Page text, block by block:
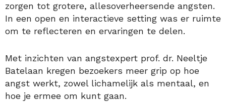
zorgen tot grotere, allesoverheersende angsten.
In een open en interactieve setting was er ruimte
om te reflecteren en ervaringen te delen.
Met inzichten van angstexpert prof. dr. Neeltje
Batelaan kregen bezoekers meer grip op hoe
angst werkt, zowel lichamelijk als mentaal, en
hoe je ermee om kunt gaan.